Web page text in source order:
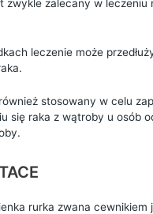
zwykle zalecany w leczeniu
leczenie może
stosowany w celu
się raka z wątroby u osób
rurka zwana cewnikiem